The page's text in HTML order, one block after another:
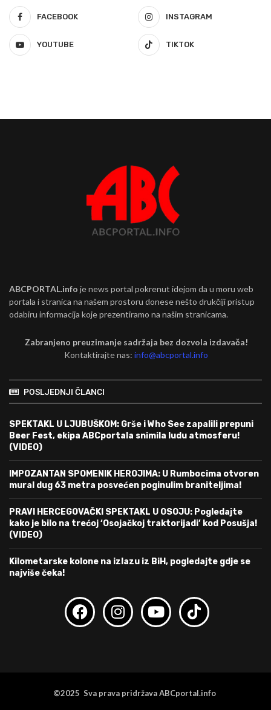
FACEBOOK INSTAGRAM
YOUTUBE TIKTOK
ABCPORTAL.info je news portal pokrenut idejom da u moru web
portala i stranica na našem prostoru donese nešto drukčiji pristup
odabiru informacija koje prezentiramo na našim stranicama.
Zabranjeno preuzimanje sadržaja bez dozvola izdavača!
Kontaktirajte nas:info@abcportal.info
POSLJEDNJI ČLANCI
SPEKTAKL U LJUBUŠKOM: Grše i Who See zapalili prepuni
Beer Fest, ekipa ABCportala snimila ludu atmosferu!
(VIDEO)
IMPOZANTAN SPOMENIK HEROJIMA: U Rumbocima otvoren
mural dug 63 metra posvećen poginulim braniteljima!
PRAVI HERCEGOVAČKI SPEKTAKL U OSOJU: Pogledajte
kako je bilo na trećoj ‘Osojačkoj traktorijadi’ kod Posušja!
(VIDEO)
Kilometarske kolone na izlazu iz BiH, pogledajte gdje se
najviše čeka!
©2025 Sva prava pridržava ABCportal.info